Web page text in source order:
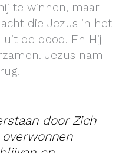
te winnen, maar
die Jezus in het
de dood. En Hij
Jezus nam
door Zich